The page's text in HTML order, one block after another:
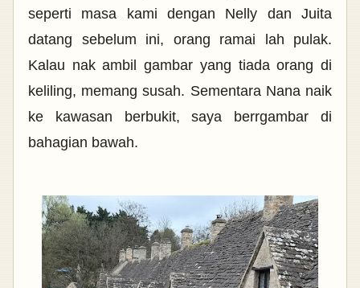
seperti masa kami dengan Nelly dan Juita
datang sebelum ini, orang ramai lah pulak.
Kalau nak ambil gambar yang tiada orang di
keliling, memang susah. Sementara Nana naik
ke kawasan berbukit, saya berrgambar di
bahagian bawah.